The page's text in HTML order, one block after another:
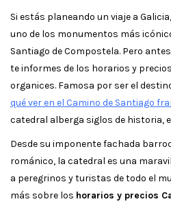
Si estás planeando un viaje a
uno de los monumentos más
Santiago de Compostela. Pero
te informes de los horarios y
organices. Famosa por ser el
qué ver en el Camino de Santiago
catedral alberga siglos de historia,
Desde su imponente fachada
románico, la catedral es una
a peregrinos y turistas de todo el
más sobre los horarios y precios